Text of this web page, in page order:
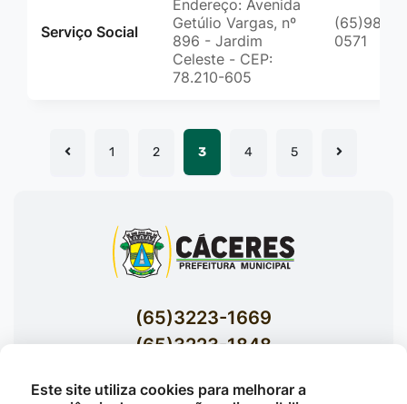
Serviço Social
Endereço: Avenida
Getúlio Vargas, nº
896 - Jardim
Celeste - CEP:
78.210-605
0571
1 2 3 4 5
(65)3223-1669
(65)3223-1848
Av. Brasil nº 119 Bairro Jardim Celeste -
Este site utiliza cookies para melhorar a